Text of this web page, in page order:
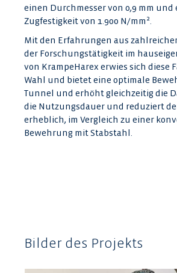
einen Durchmesser von 0,9 mm und
Zugfestigkeit von 1.900 N/mm².
Mit den Erfahrungen aus
der Forschungstätigkeit im
von KrampeHarex erwies sich diese
Wahl und bietet eine optimale
Tunnel und erhöht gleichzeitig die
die Nutzungsdauer und reduziert
erheblich, im Vergleich zu einer
Bewehrung mit Stabstahl.
Bilder des Projekts